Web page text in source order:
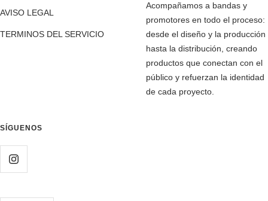
AVISO LEGAL
TERMINOS DEL SERVICIO
Acompañamos a bandas y
promotores en todo el proceso:
desde el diseño y la producción
hasta la distribución, creando
productos que conectan con el
público y refuerzan la identidad
de cada proyecto.
SÍGUENOS